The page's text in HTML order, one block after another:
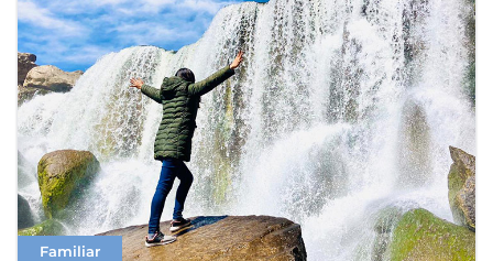
Familiar